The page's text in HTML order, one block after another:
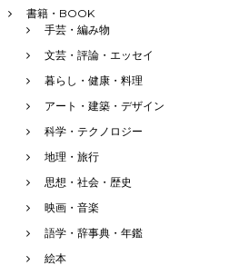
書籍・BOOK
手芸・編み物
文芸・評論・エッセイ
暮らし・健康・料理
アート・建築・デザイン
科学・テクノロジー
地理・旅行
思想・社会・歴史
映画・音楽
語学・辞事典・年鑑
絵本